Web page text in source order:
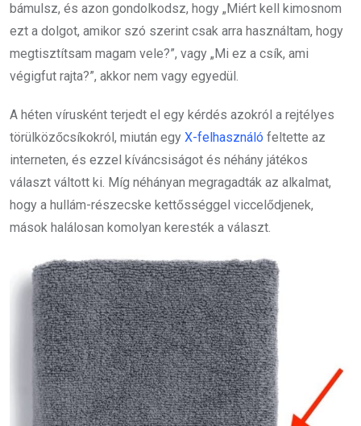
bámulsz, és azon gondolkodsz, hogy „Miért kell kimosnom
ezt a dolgot, amikor szó szerint csak arra használtam, hogy
megtisztítsam magam vele?”, vagy „Mi ez a csík, ami
végigfut rajta?”, akkor nem vagy egyedül.
A héten vírusként terjedt el egy kérdés azokról a rejtélyes
törülközőcsíkokról, miután egy X-felhasználó feltette az
interneten, és ezzel kíváncsiságot és néhány játékos
választ váltott ki. Míg néhányan megragadták az alkalmat,
hogy a hullám-részecske kettősséggel viccelődjenek,
mások halálosan komolyan keresték a választ.